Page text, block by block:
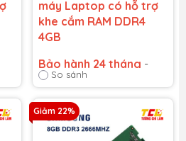
máy Laptop có hỗ trợ
khe cắm RAM DDR4
4GB
Bảo hành 24 tháng -
Cam kết bảo hành uy tín
toàn quốc!
Lỗi 1 đổi 1 trong suốt thời
gian bảo hành
So sánh
Giảm 22%